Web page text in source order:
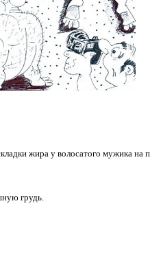
жира у волосатого мужика на
грудь.